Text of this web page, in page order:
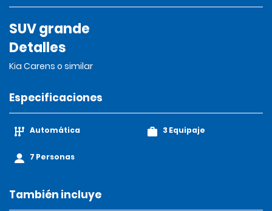
SUV grande
Detalles
Kia Carens o similar
Especificaciones
Automática
7 Personas
3 Equipaje
También incluye